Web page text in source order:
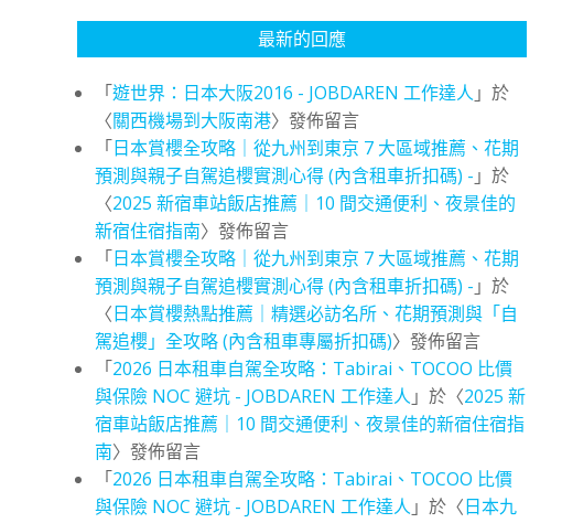
最新的回應
「遊世界：日本大阪2016 - JOBDAREN 工作達人 」於
〈關西機場到大阪南港〉發佈留言
「日本賞櫻全攻略｜從九州到東京 7 大區域推薦、花期
預測與親子自駕追櫻實測心得 (內含租車折扣碼) - 」於
〈2025 新宿車站飯店推薦｜10 間交通便利、夜景佳的
新宿住宿指南〉發佈留言
「日本賞櫻全攻略｜從九州到東京 7 大區域推薦、花期
預測與親子自駕追櫻實測心得 (內含租車折扣碼) - 」於
〈日本賞櫻熱點推薦｜精選必訪名所、花期預測與「自
駕追櫻」全攻略 (內含租車專屬折扣碼)〉發佈留言
「2026 日本租車自駕全攻略：Tabirai、TOCOO 比價
與保險 NOC 避坑 - JOBDAREN 工作達人 」於〈2025 新
宿車站飯店推薦｜10 間交通便利、夜景佳的新宿住宿指
南〉發佈留言
「2026 日本租車自駕全攻略：Tabirai、TOCOO 比價
與保險 NOC 避坑 - JOBDAREN 工作達人 」於〈日本九